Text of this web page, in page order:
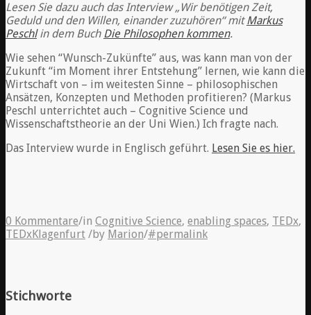
Lesen Sie dazu auch das Interview „Wir benötigen Zeit,
Geduld und den Willen, einander zuzuhören“ mitMarkus
Peschlin dem Buch Die Philosophen kommen.
Wie sehen “Wunsch-Zukünfte” aus, was kann man von der
Zukunft “im Moment ihrer Entstehung” lernen, wie kann die
Wirtschaft von – im weitesten Sinne – philosophischen
Ansätzen, Konzepten und Methoden profitieren? (Markus
Peschl unterrichtet auch – Cognitive Science und
Wissenschaftstheorie an der Uni Wien.) Ich fragte nach.
Das Interview wurde in Englisch geführt. Lesen Sie es hier.
0 Kommentare/in Cognitive Science, enabling spaces, TEDx,
TEDxKlagenfurt /by Marion/#permalink
Stichworte